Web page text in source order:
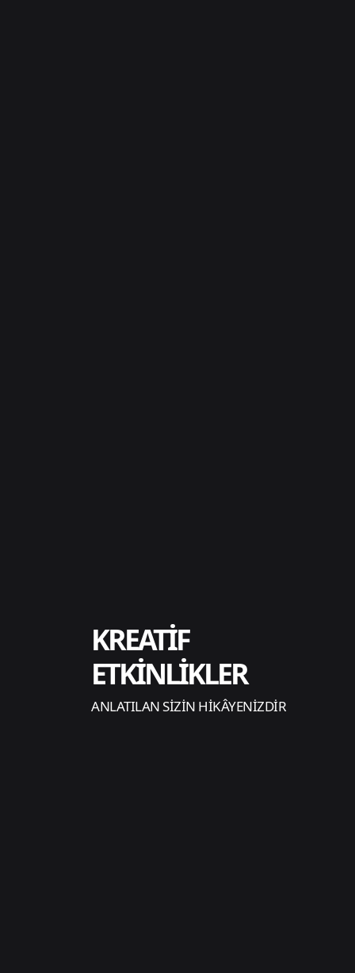
KREATİF
ETKİNLİKLER
ANLATILAN SİZİN HİKÂYENİZDİR